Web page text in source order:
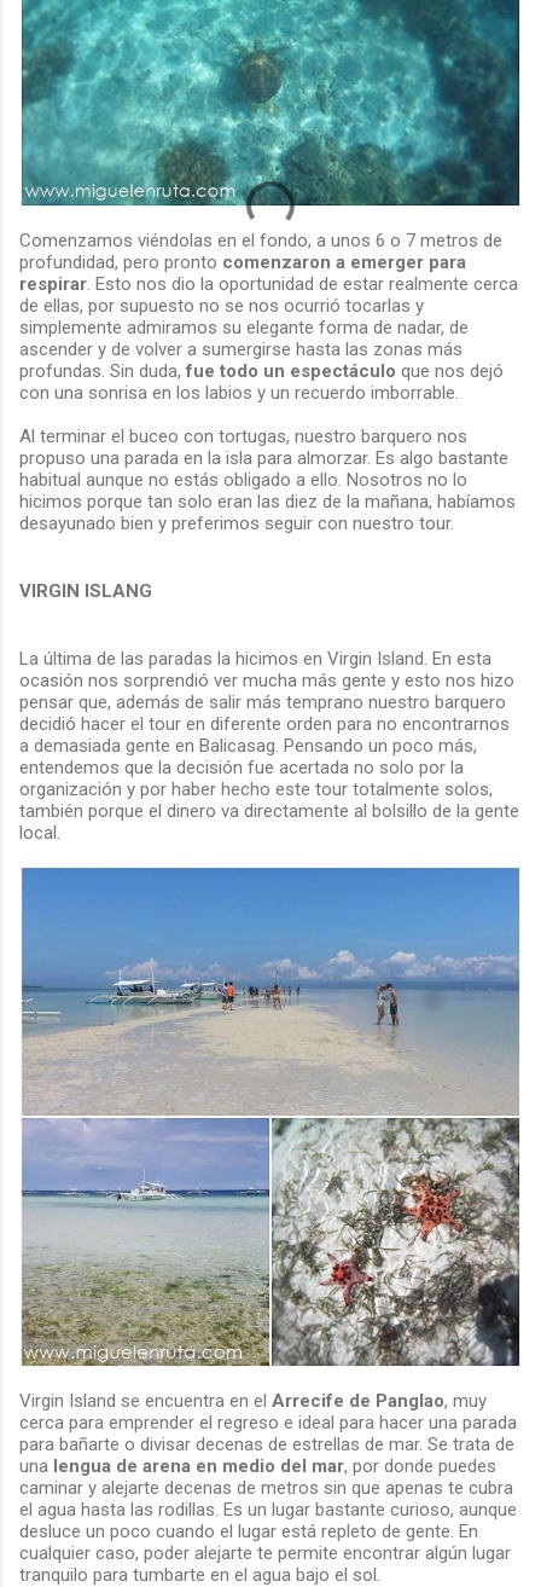
Comenzamos viéndolas en el fondo, a unos 6 o 7 metros de
profundidad, pero pronto comenzaron a emerger para
respirar. Esto nos dio la oportunidad de estar realmente cerca
de ellas, por supuesto no se nos ocurrió tocarlas y
simplemente admiramos su elegante forma de nadar, de
ascender y de volver a sumergirse hasta las zonas más
profundas. Sin duda,fue todo un espectáculo que nos dejó
con una sonrisa en los labios y un recuerdo imborrable.
Al terminar el buceo con tortugas, nuestro barquero nos
propuso una parada en la isla para almorzar. Es algo bastante
habitual aunque no estás obligado a ello. Nosotros no lo
hicimos porque tan solo eran las diez de la mañana, habíamos
desayunado bien y preferimos seguir con nuestro tour.
VIRGIN ISLANG
La última de las paradas la hicimos en Virgin Island. En esta
ocasión nos sorprendió ver mucha más gente y esto nos hizo
pensar que, además de salir más temprano nuestro barquero
decidió hacer el tour en diferente orden para no encontrarnos
a demasiada gente en Balicasag. Pensando un poco más,
entendemos que la decisión fue acertada no solo por la
organización y por haber hecho este tour totalmente solos,
también porque el dinero va directamente al bolsillo de la gente
local.
Virgin Island se encuentra en el Arrecife de Panglao, muy
cerca para emprender el regreso e ideal para hacer una parada
para bañarte o divisar decenas de estrellas de mar. Se trata de
una lengua de arena en medio del mar, por donde puedes
caminar y alejarte decenas de metros sin que apenas te cubra
el agua hasta las rodillas. Es un lugar bastante curioso, aunque
desluce un poco cuando el lugar está repleto de gente. En
cualquier caso, poder alejarte te permite encontrar algún lugar
tranquilo para tumbarte en el agua bajo el sol.